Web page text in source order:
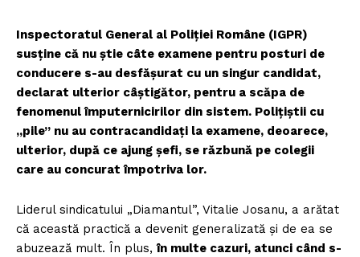
Inspectoratul General al Poliției Române (IGPR)
susține că nu știe câte examene pentru posturi de
conducere s-au desfășurat cu un singur candidat,
declarat ulterior câștigător, pentru a scăpa de
fenomenul împuternicirilor din sistem. Polițiștii cu
„pile” nu au contracandidați la examene, deoarece,
ulterior, după ce ajung șefi, se răzbună pe colegii
care au concurat împotriva lor.
Liderul sindicatului „Diamantul”, Vitalie Josanu, a arătat
că această practică a devenit generalizată și de ea se
abuzează mult. În plus,în multe cazuri, atunci când s-